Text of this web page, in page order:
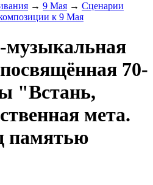
→ 9 Мая → Сценарии
к 9 Мая
музыкальная
70-
"Встань,
мета.
памятью